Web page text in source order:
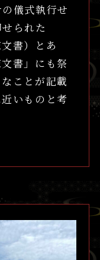
儀式執行せ
られた
書）とあ
書」にも祭
ことが記載
いものと考